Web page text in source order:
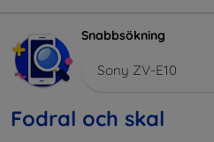
Snabbsökning
Sony ZV-E10
Fodral och skal